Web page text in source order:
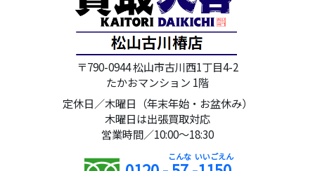
〒790-0944 松山市古川西1丁目4-2
たかおマンション 1階
定休日／木曜日（年末年始・お盆休み）
木曜日は出張買取対応
営業時間／10:00～18:30